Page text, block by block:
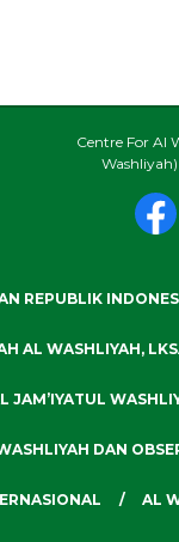
Centre For Al
REPUBLIK
AL WASHLIYAH,
JAM’IYATUL
DAN
AL